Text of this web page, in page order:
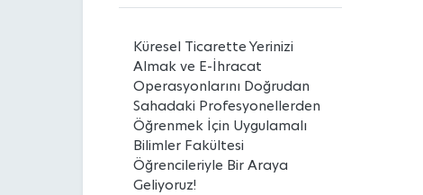
Küresel Ticarette Yerinizi
Almak ve E-İhracat
Operasyonlarını Doğrudan
Sahadaki Profesyonellerden
Öğrenmek İçin Uygulamalı
Bilimler Fakültesi
Öğrencileriyle Bir Araya
Geliyoruz!